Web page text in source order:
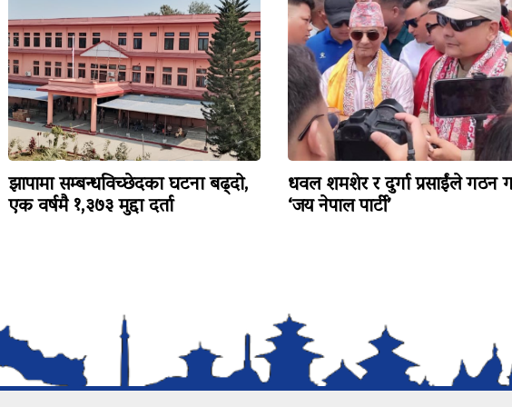
झापामा सम्बन्धविच्छेदका घटना बढ्दो,
एक वर्षमै १,३७३ मुद्दा दर्ता
धवल शमशेर र दुर्गा प्रसाईंले गठन
‘जय नेपाल पार्टी’